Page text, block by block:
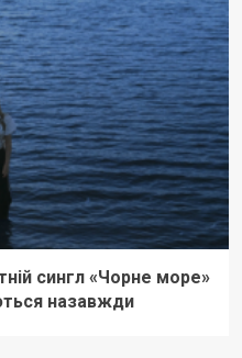
сингл «Чорне море»
назавжди